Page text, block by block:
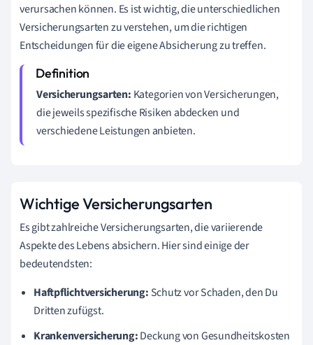
verursachen können. Es ist wichtig, die unterschiedlichen
Versicherungsarten zu verstehen, um die richtigen
Entscheidungen für die eigene Absicherung zu treffen.
Versicherungsarten: Kategorien von Versicherungen,
die jeweils spezifische Risiken abdecken und
verschiedene Leistungen anbieten.
Wichtige Versicherungsarten
Es gibt zahlreiche Versicherungsarten, die variierende
Aspekte des Lebens absichern. Hier sind einige der
bedeutendsten:
Haftpflichtversicherung: Schutz vor Schaden, den Du
Dritten zufügst.
Krankenversicherung:Deckung von Gesundheitskosten